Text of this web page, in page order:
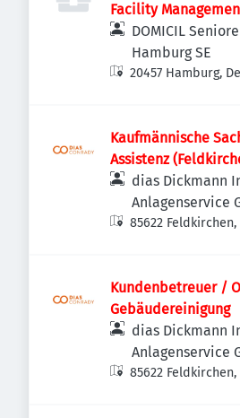
Facility
DOMICIL
Hamburg SE
20457 Hamburg,
Kaufmännische
Assistenz
dias Dickmann
Anlagenservice
85622
Kundenbetreuer /
Gebäudereinigung
dias Dickmann
Anlagenservice
85622